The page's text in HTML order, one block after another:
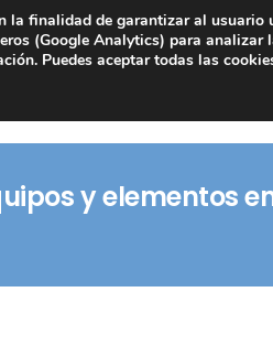
y elementos
la finalidad de garantizar al
(Google Analytics) para
Puedes aceptar todas las